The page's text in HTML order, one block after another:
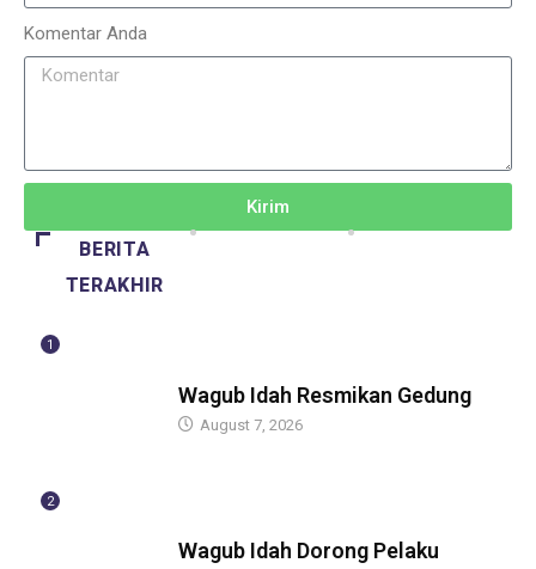
Komentar Anda
Kirim
BERITA
TERAKHIR
1
Wagub Idah Resmikan Gedung
August 7, 2026
2
Wagub Idah Dorong Pelaku